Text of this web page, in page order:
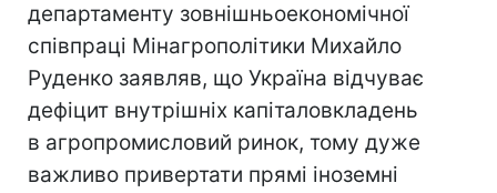
департаменту зовнішньоекономічної
співпраці Мінагрополітики Михайло
Руденко заявляв, що Україна відчуває
дефіцит внутрішніх капіталовкладень
в агропромисловий ринок, тому дуже
важливо привертати прямі іноземні